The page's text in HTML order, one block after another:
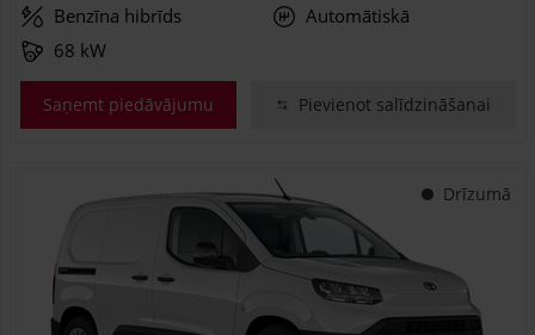
Benzīna hibrīds
Automātiskā
68 kW
Saņemt piedāvājumu Pievienot salīdzināšanai
Drīzumā